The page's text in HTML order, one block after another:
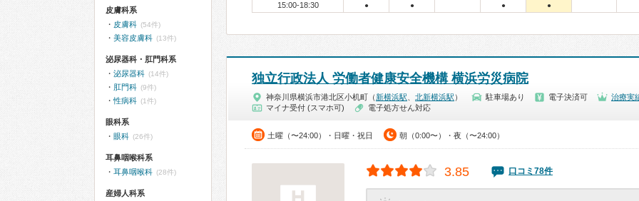
15:00-18:30 ● ● ● ●
独立行政法人 労働者健康安全機構 横浜労災病院
神奈川県横浜市港北区小机町（ 新横浜駅 北新横浜駅 ） 駐車場あり 電子決済可
治療実
マイナ受付 (スマホ可)
電子処方せん対応
土曜（〜24:00）・日曜・祝日 朝（0:00〜）・夜（〜24:00）
3.85 口コミ78件
皮膚科系
皮膚科 (54件)
美容皮膚科 (13件)
泌尿器科・肛門科系
泌尿器科 (14件)
肛門科 (9件)
性病科 (1件)
眼科系
眼科 (26件)
耳鼻咽喉科系
耳鼻咽喉科 (28件)
産婦人科系